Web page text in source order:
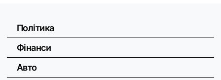
Політика
Фінанси
Авто